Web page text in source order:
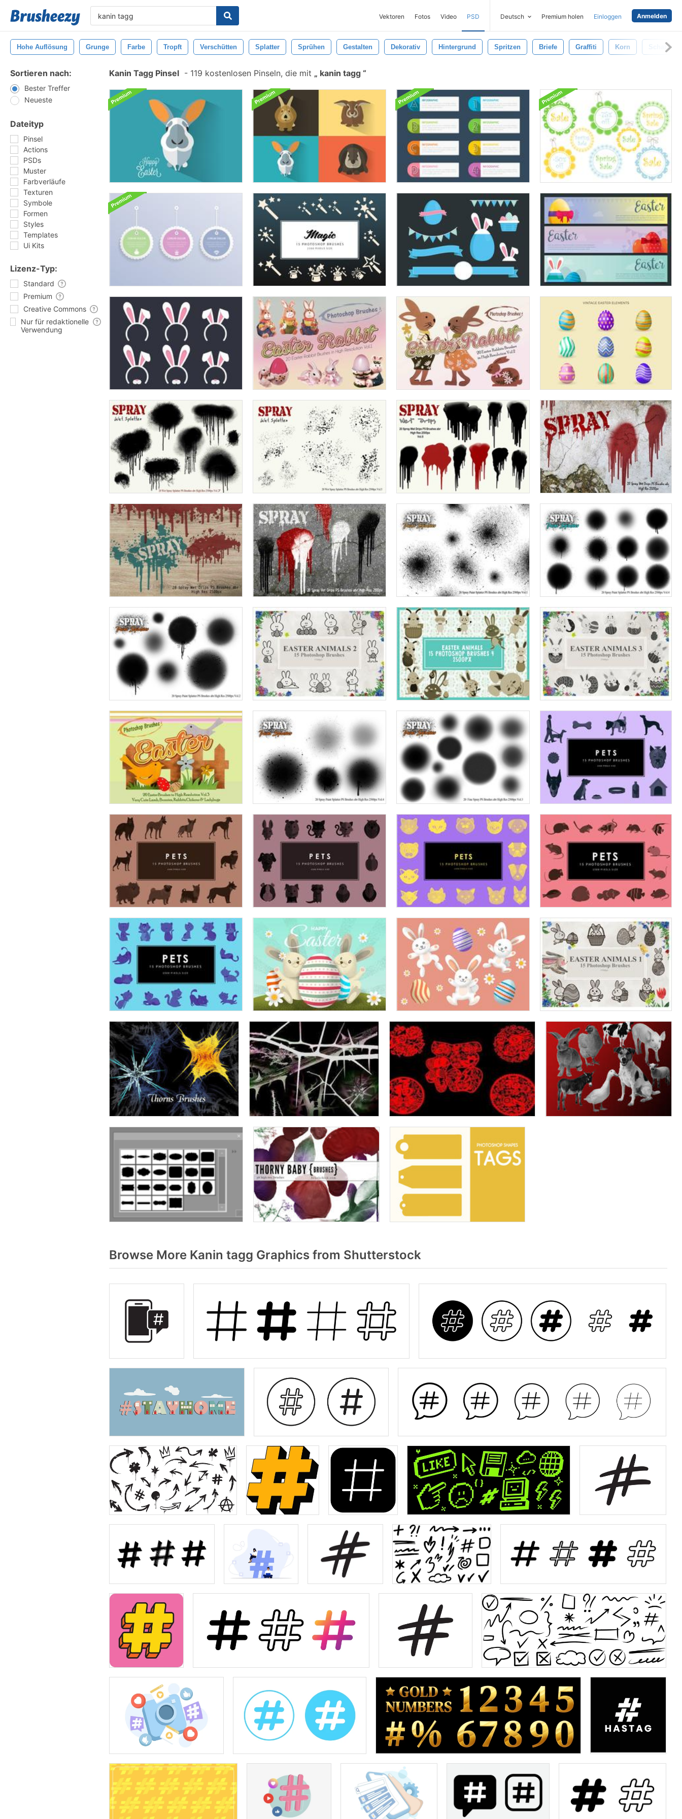
Vektoren Fotos Video PSD Deutsch Premium holen Einloggen Anmelden
Hohe Auflösung Grunge Farbe Tropft Verschütten Splatter Sprühen Gestalten Dekorativ Hintergrund Spritzen Briefe Graffiti Korn Schablone
Sortieren nach:
Bester Treffer
Neueste
Dateityp
Pinsel
Actions
PSDs
Muster
Farbverläufe
Texturen
Symbole
Formen
Styles
Templates
Ui Kits
Lizenz-Typ:
Standard
Premium
Creative Commons
Nur für redaktionelle
Verwendung
Kanin Tagg Pinsel - 119 kostenlosen Pinseln, die mit kanin tagg
Browse More Kanin tagg Graphics from Shutterstock